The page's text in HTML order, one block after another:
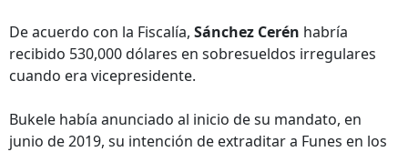
De acuerdo con la Fiscalía, Sánchez Cerén habría
recibido 530,000 dólares en sobresueldos irregulares
cuando era vicepresidente.
Bukele había anunciado al inicio de su mandato, en
junio de 2019, su intención de extraditar a Funes en los